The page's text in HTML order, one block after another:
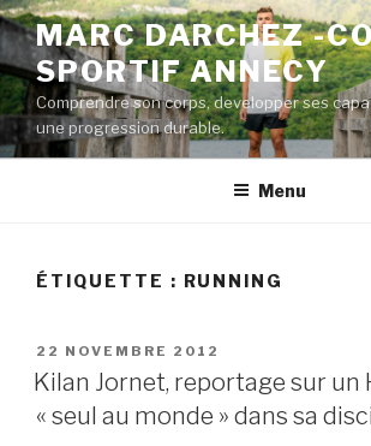
Aller
au
contenu
principal
MARC DARCHEZ -
SPORTIF ANNECY
Comprendre son corps, developper ses
une progression durable.
Menu
ÉTIQUETTE : RUNNING
PUBLIÉ
LE
22 NOVEMBRE 2012
Kilan Jornet, reportage sur un
« seul au monde » dans sa